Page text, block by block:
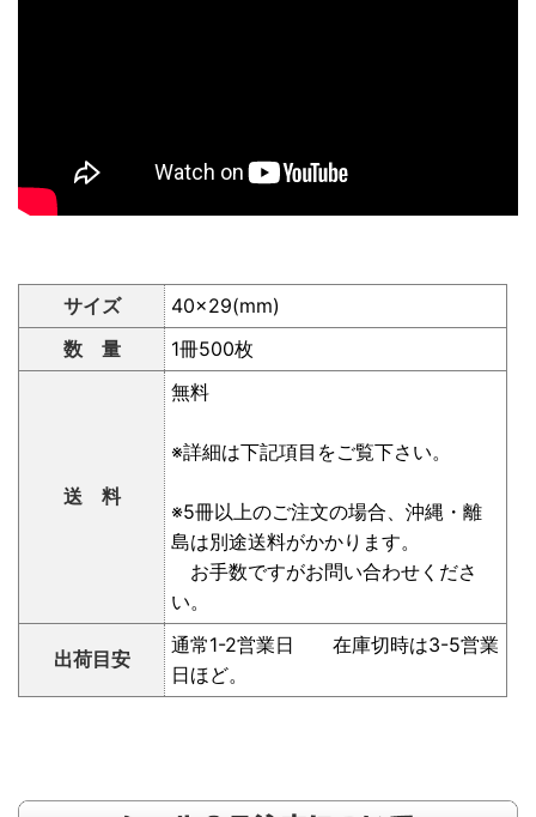
サイズ
40×29(mm)
数 量
1冊500枚
送 料
無料
※詳細は下記項目をご覧下さい。
※5冊以上のご注文の場合、沖縄・離
島は別途送料がかかります。
お手数ですがお問い合わせくださ
い。
出荷目安
通常1-2営業日 在庫切時は3-5営業
日ほど。